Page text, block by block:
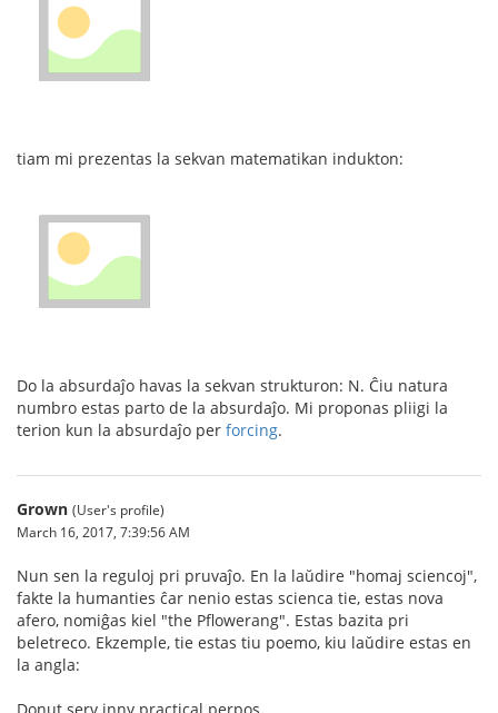
tiam mi prezentas la sekvan matematikan indukton:
Do la absurdaĵo havas la sekvan strukturon: N. Ĉiu natura
numbro estas parto de la absurdaĵo. Mi proponas pliigi la
terion kun la absurdaĵo per forcing.
Grown (User's profile)
March 16, 2017, 7:39:56 AM
Nun sen la reguloj pri pruvaĵo. En la laŭdire "homaj sciencoj",
fakte la humanties ĉar nenio estas scienca tie, estas nova
afero, nomiĝas kiel "the Pflowerang". Estas bazita pri
beletreco. Ekzemple, tie estas tiu poemo, kiu laŭdire estas en
la angla:
Donut serv inny practical perpos,